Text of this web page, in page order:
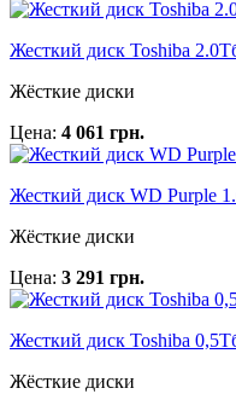
Жесткий диск Toshiba
Жёсткие диски
Цена: 4 061 грн.
Жесткий диск WD Purple
Жёсткие диски
Цена: 3 291 грн.
Жесткий диск Toshiba
Жёсткие диски